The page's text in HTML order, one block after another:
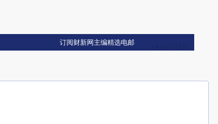
订阅财新网主编精选电邮